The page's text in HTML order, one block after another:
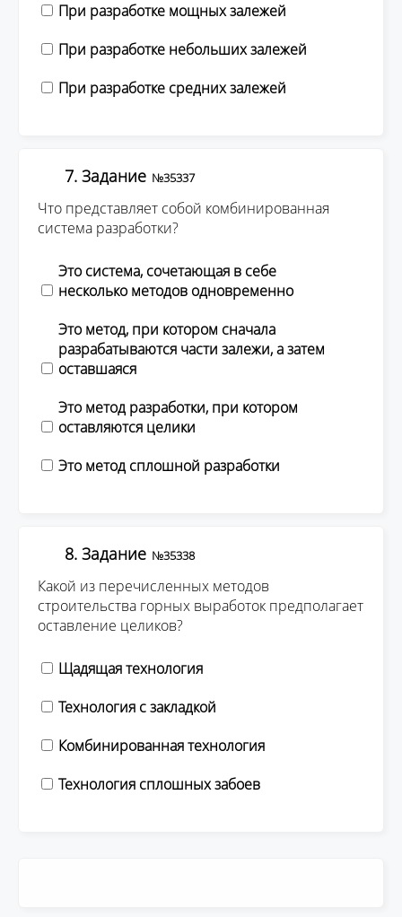
При разработке мощных залежей
При разработке небольших залежей
При разработке средних залежей
7. Задание №35337
Что представляет собой комбинированная
система разработки?
Это система, сочетающая в себе
несколько методов одновременно
Это метод, при котором сначала
разрабатываются части залежи, а затем
оставшаяся
Это метод разработки, при котором
оставляются целики
Это метод сплошной разработки
8. Задание №35338
Какой из перечисленных методов
строительства горных выработок предполагает
оставление целиков?
Щадящая технология
Технология с закладкой
Комбинированная технология
Технология сплошных забоев